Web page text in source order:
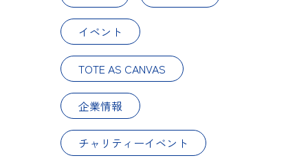
イベント
TOTE AS CANVAS
企業情報
チャリティーイベント